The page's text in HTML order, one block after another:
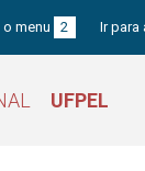
o menu 2 Ir para
UFPEL